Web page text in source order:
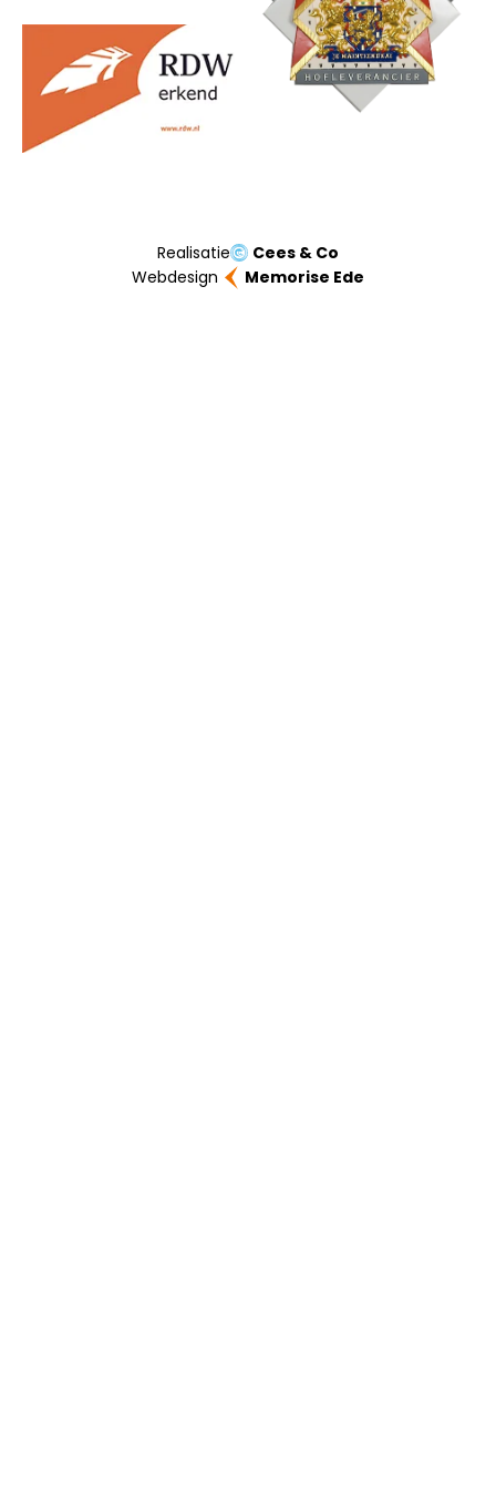
Realisatie
Cees & Co
Webdesign
Memorise Ede